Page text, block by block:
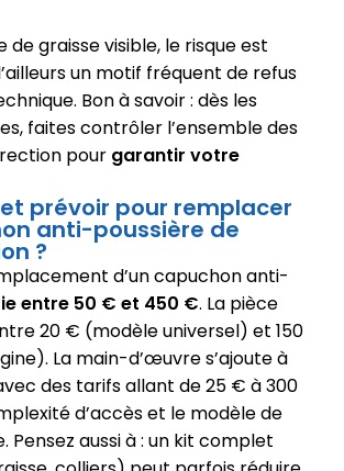
de graisse visible, le risque est
un motif fréquent de refus
Bon à savoir : dès les
faites contrôler l’ensemble des
pour garantir votre
prévoir pour remplacer
anti-poussière de
?
d’un capuchon anti-
entre 50 € et 450 €. La pièce
20 € (modèle universel) et 150
La main-d’œuvre s’ajoute à
des tarifs allant de 25 € à 300
d’accès et le modèle de
Pensez aussi à : un kit complet